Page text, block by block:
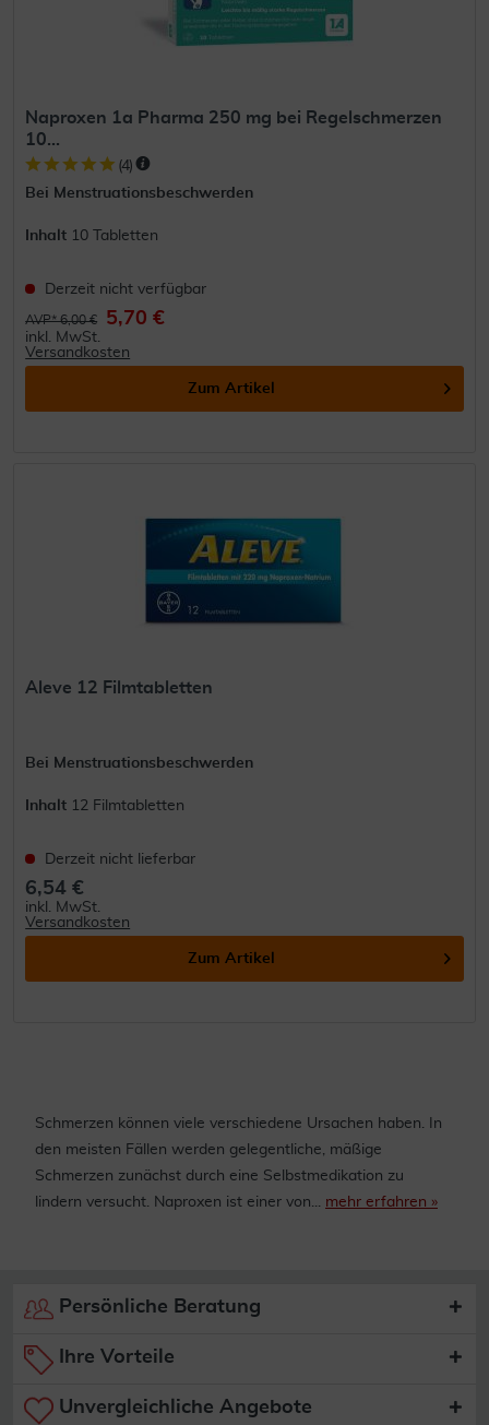
Naproxen 1a Pharma 250 mg bei Regelschmerzen
10...
(4)
Bei Menstruationsbeschwerden
Inhalt 10 Tabletten
Derzeit nicht verfügbar
AVP* 6,00 € 5,70 €
inkl. MwSt.
Versandkosten
Zum Artikel
Aleve 12 Filmtabletten
Bei Menstruationsbeschwerden
Inhalt 12 Filmtabletten
Derzeit nicht lieferbar
6,54 €
inkl. MwSt.
Versandkosten
Zum Artikel
Schmerzen können viele verschiedene Ursachen haben. In
den meisten Fällen werden gelegentliche, mäßige
Schmerzen zunächst durch eine Selbstmedikation zu
lindern versucht. Naproxen ist einer von... mehr erfahren »
Persönliche Beratung
Ihre Vorteile
Unvergleichliche Angebote